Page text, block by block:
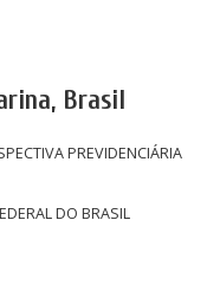
Brasil
PREVIDENCIÁRIA
DO BRASIL